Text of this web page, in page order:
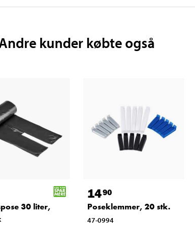
kunder købte også
30 liter,
1490
Poseklemmer, 20 stk.
47-0994